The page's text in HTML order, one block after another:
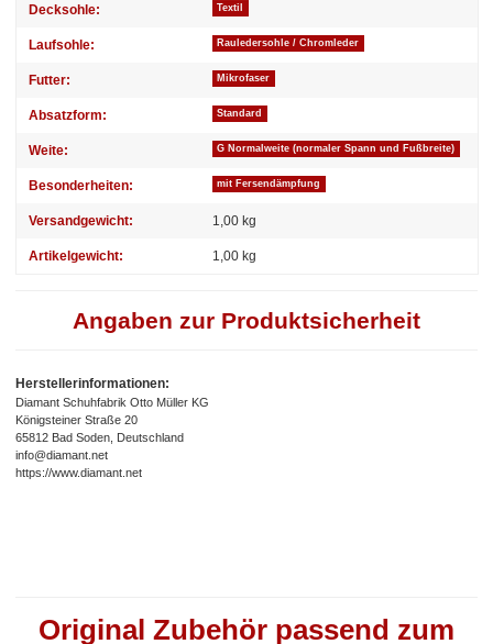
Decksohle: Textil
Laufsohle: Rauledersohle / Chromleder
Futter: Mikrofaser
Absatzform: Standard
Weite: G Normalweite (normaler Spann und Fußbreite)
Besonderheiten: mit Fersendämpfung
Versandgewicht: 1,00 kg
Artikelgewicht: 1,00 kg
Angaben zur Produktsicherheit
Herstellerinformationen:
Diamant Schuhfabrik Otto Müller KG
Königsteiner Straße 20
65812 Bad Soden, Deutschland
info@diamant.net
https://www.diamant.net
Original Zubehör passend zum